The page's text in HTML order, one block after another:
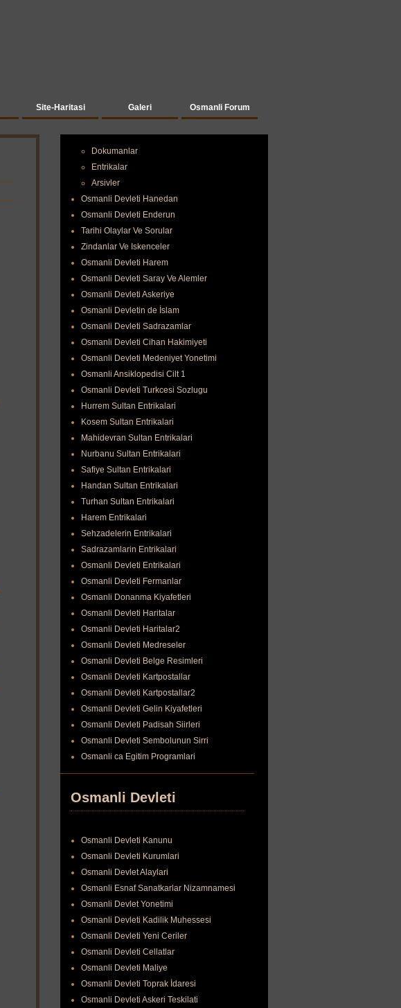
Site-Haritasi Galeri Osmanli Forum
Dokumanlar
Entrikalar
Arsivler
Osmanli Devleti Hanedan
Osmanli Devleti Enderun
Tarihi Olaylar Ve Sorular
Zindanlar Ve Iskenceler
Osmanli Devleti Harem
Osmanli Devleti Saray Ve Alemler
Osmanli Devleti Askeriye
Osmanli Devletin de İslam
Osmanli Devleti Sadrazamlar
Osmanli Devleti Cihan Hakimiyeti
Osmanli Devleti Medeniyet Yonetimi
Osmanli Ansiklopedisi Cilt 1
Osmanli Devleti Turkcesi Sozlugu
Hurrem Sultan Entrikalari
Kosem Sultan Entrikalari
Mahidevran Sultan Entrikalari
Nurbanu Sultan Entrikalari
Safiye Sultan Entrikalari
Handan Sultan Entrikalari
Turhan Sultan Entrikalari
Harem Entrikalari
Sehzadelerin Entrikalari
Sadrazamlarin Entrikalari
Osmanli Devleti Entrikalari
Osmanli Devleti Fermanlar
Osmanli Donanma Kiyafetleri
Osmanli Devleti Haritalar
Osmanli Devleti Haritalar2
Osmanli Devleti Medreseler
Osmanli Devleti Belge Resimleri
Osmanli Devleti Kartpostallar
Osmanli Devleti Kartpostallar2
Osmanli Devleti Gelin Kiyafetleri
Osmanli Devleti Padisah Siirleri
Osmanli Devleti Sembolunun Sirri
Osmanli ca Egitim Programlari
Osmanli Devleti
Osmanli Devleti Kanunu
Osmanli Devleti Kurumlari
Osmanli Devlet Alaylari
Osmanli Esnaf Sanatkarlar Nizamnamesi
Osmanli Devlet Yonetimi
Osmanli Devleti Kadilik Muhessesi
Osmanli Devleti Yeni Ceriler
Osmanli Devleti Cellatlar
Osmanli Devleti Maliye
Osmanli Devleti Toprak İdaresi
Osmanli Devleti Askeri Teskilati